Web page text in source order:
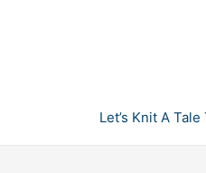
Let’s Knit A